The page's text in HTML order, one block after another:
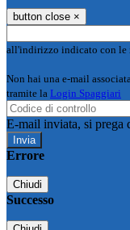
button close ×
all'indirizzo indicato con le
Non hai una e-mail
tramite la Login Spaggiari
E-mail inviata, si prega
Errore
Chiudi
Successo